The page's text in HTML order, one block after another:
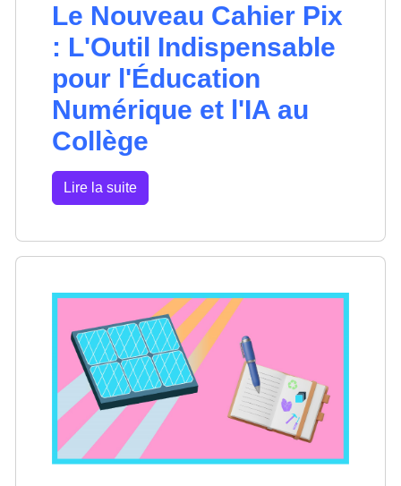
Le Nouveau Cahier Pix
: L'Outil Indispensable
pour l'Éducation
Numérique et l'IA au
Collège
Lire la suite